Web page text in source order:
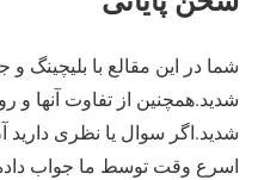
شما در این مقالع با بلیچینگ
شدید.همچنین از تفاوت آنها و
شدید.اگر سوال یا نظری دارید
اسرع وقت توسط ما جواب